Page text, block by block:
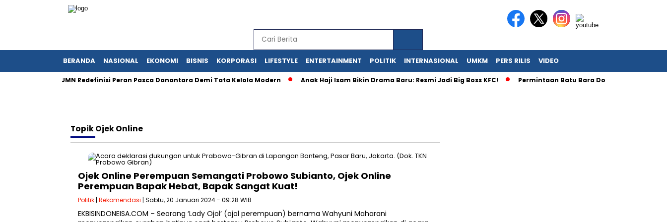
BERANDA NASIONAL EKONOMI BISNIS KORPORASI LIFESTYLE ENTERTAINMENT POLITIK INTERNASIONAL UMKM PERS RILIS VIDEO
BUMN Redefinisi Peran Pasca Danantara Demi Tata Kelola Modern Anak Haji Isam Bikin Drama Baru: Resmi Jadi Big Boss KFC! Permintaan Batu Bara Dorong Bayan Resources
TopikOjek Online
Ojek Online Perempuan Semangati Probowo Subianto, Ojek Online
Perempuan Bapak Hebat, Bapak Sangat Kuat!
Politik | Rekomendasi | Sabtu, 20 Januari 2024 - 09:28 WIB
EKBISINDONEISA.COM – Seorang ‘Lady Ojol’ (ojol perempuan) bernama Wahyuni Maharani